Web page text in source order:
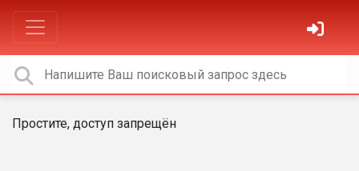
Простите, доступ запрещён